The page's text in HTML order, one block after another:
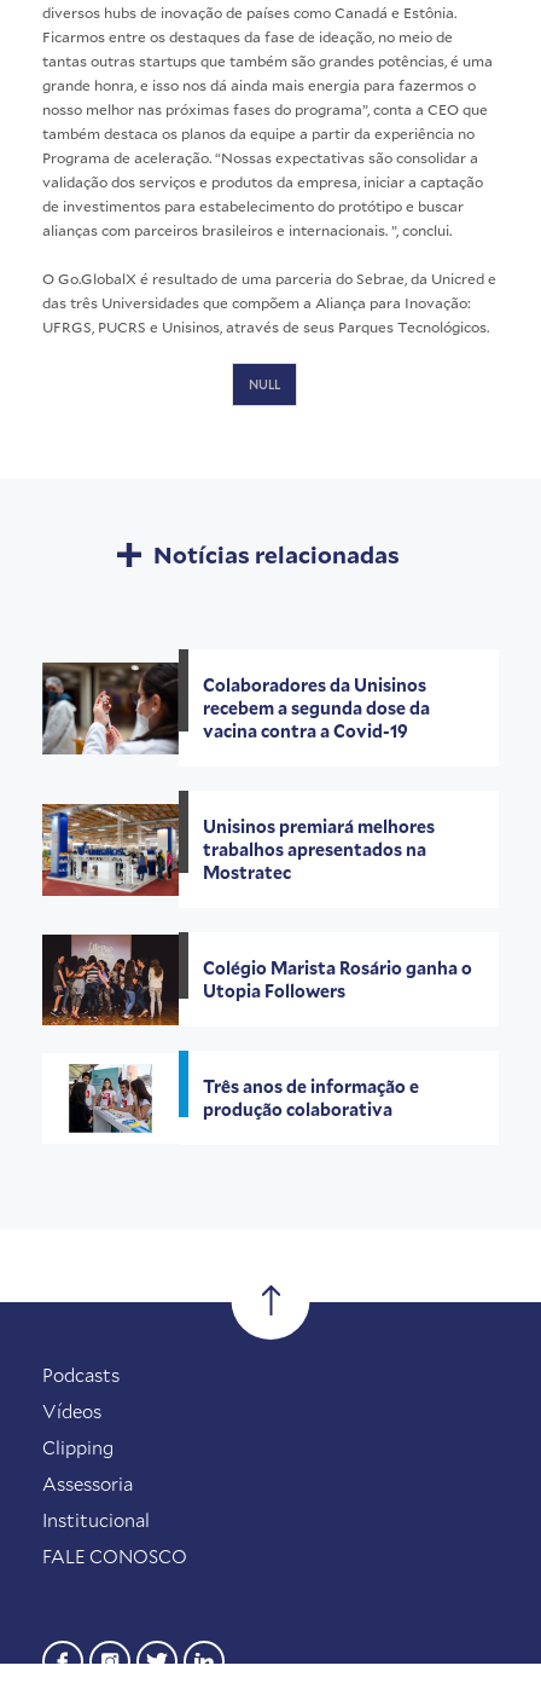
diversos hubs de inovação de países como Canadá e Estônia.
Ficarmos entre os destaques da fase de ideação, no meio de
tantas outras startups que também são grandes potências, é uma
grande honra, e isso nos dá ainda mais energia para fazermos o
nosso melhor nas próximas fases do programa”, conta a CEO que
também destaca os planos da equipe a partir da experiência no
Programa de aceleração. “Nossas expectativas são consolidar a
validação dos serviços e produtos da empresa, iniciar a captação
de investimentos para estabelecimento do protótipo e buscar
alianças com parceiros brasileiros e internacionais. ”, conclui.
O Go.GlobalX é resultado de uma parceria do Sebrae, da Unicred e
das três Universidades que compõem a Aliança para Inovação:
UFRGS, PUCRS e Unisinos, através de seus Parques Tecnológicos.
NULL
Notícias relacionadas
Colaboradores da Unisinos
recebem a segunda dose da
vacina contra a Covid-19
Unisinos premiará melhores
trabalhos apresentados na
Mostratec
Colégio Marista Rosário ganha o
Utopia Followers
Três anos de informação e
produção colaborativa
Podcasts
Vídeos
Clipping
Assessoria
Institucional
FALE CONOSCO